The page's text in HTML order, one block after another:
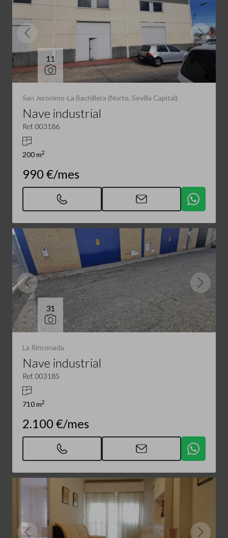
11
San Jerónimo-La Bachillera (Norte. Sevilla Capital)
Nave industrial
Ref. 003186
200 m2
990 €/mes
31
La Rinconada
Nave industrial
Ref. 003185
710 m2
2.100 €/mes